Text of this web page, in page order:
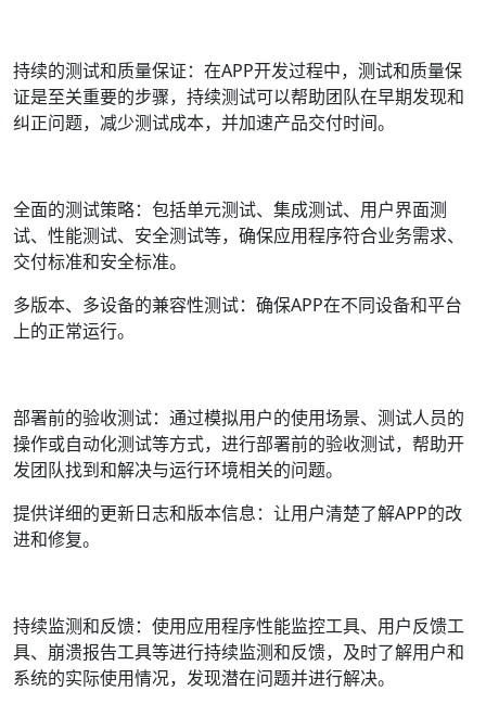
持续的测试和质量保证：在APP开发过程中，测试和质量保
证是至关重要的步骤，持续测试可以帮助团队在早期发现和
纠正问题，减少测试成本，并加速产品交付时间。
全面的测试策略：包括单元测试、集成测试、用户界面测
试、性能测试、安全测试等，确保应用程序符合业务需求、
交付标准和安全标准。
多版本、多设备的兼容性测试：确保APP在不同设备和平台
上的正常运行。
部署前的验收测试：通过模拟用户的使用场景、测试人员的
操作或自动化测试等方式，进行部署前的验收测试，帮助开
发团队找到和解决与运行环境相关的问题。
提供详细的更新日志和版本信息：让用户清楚了解APP的改
进和修复。
持续监测和反馈：使用应用程序性能监控工具、用户反馈工
具、崩溃报告工具等进行持续监测和反馈，及时了解用户和
系统的实际使用情况，发现潜在问题并进行解决。